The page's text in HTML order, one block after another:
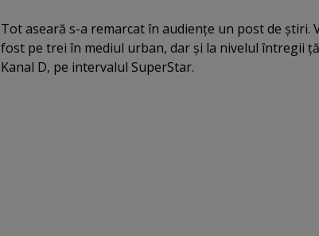
Tot aseară s-a remarcat în audienţe un post de ştiri.
fost pe trei în mediul urban, dar şi la nivelul întregii
Kanal D, pe intervalul SuperStar.